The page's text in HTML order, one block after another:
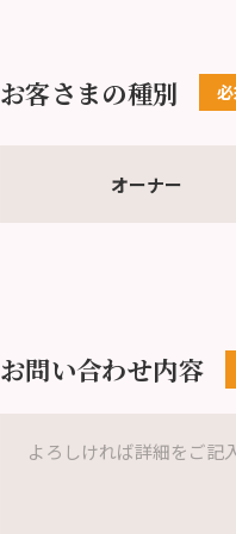
お客さまの種別
オーナー
お問い合わせ内容